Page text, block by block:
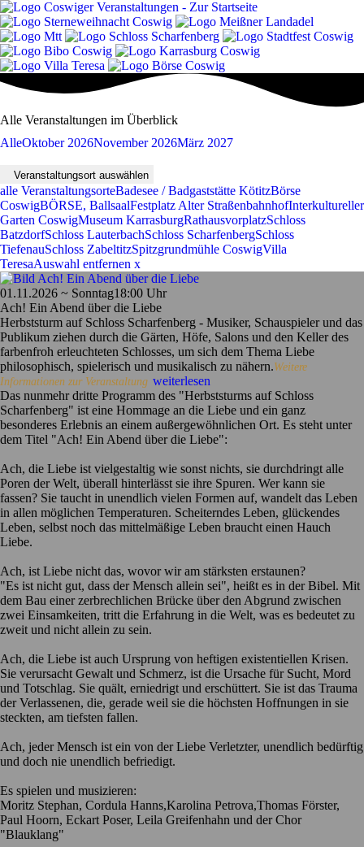
Alle Veranstaltungen im Überblick
AlleOktober 2026November 2026März 2027
Veranstaltungsort auswählen
alle VeranstaltungsorteBadesee / Badgaststätte KötitzBörse
CoswigBÖRSE, BallsaalFestplatz Alter StraßenbahnhofInterkultureller
Garten CoswigMuseum KarrasburgRathausvorplatzSchloss
BatzdorfSchloss LauterbachSchloss ScharfenbergSchloss
TiefenauSchloss ZabeltitzSpitzgrundmühle CoswigVilla
TeresaAuswahl entfernen x
01.11.2026 ~ Sonntag18:00 Uhr
Ach! Ein Abend über die Liebe
Herbststurm auf Schloss Scharfenberg - Musiker, Schauspieler und das
Publikum ziehen durch die Gärten, Höfe, Salons und den Keller des
farbenfroh erleuchteten Schlosses, um sich dem Thema Liebe
philosophisch, spielerisch und musikalisch zu nähern.Weitere
Informationen zur Veranstaltung weiterlesen
Das nunmehr dritte Programm des "Herbststurms auf Schloss
Scharfenberg" ist eine Hommage an die Liebe und ein ganz
besonderes Erlebnis an einem außergewöhnlichen Ort. Es steht unter
dem Titel "Ach! Ein Abend über die Liebe":
Ach, die Liebe ist vielgestaltig wie sonst nichts, sie durchdringt alle
Poren der Welt, überall hinterlässt sie ihre Spuren. Wer kann sie
fassen? Sie taucht in unendlich vielen Formen auf, wandelt das Leben
in allen möglichen Temperaturen. Scheiterndes Leben, glückendes
Leben, selbst noch das mittelmäßige Leben braucht einen Hauch
Liebe.
Ach, ist Liebe nicht das, wovor wir am stärksten erstaunen?
"Es ist nicht gut, dass der Mensch allein sei", heißt es in der Bibel. Mit
dem Bau einer zerbrechlichen Brücke über den Abgrund zwischen
zwei Einsamkeiten, tritt die Erfahrung in die Welt, was es bedeutet zu
zweit und nicht allein zu sein.
Ach, die Liebe ist auch Ursprung von heftigen existentiellen Krisen.
Sie verursacht Gewalt und Schmerz, ist die Ursache für Sucht, Mord
und Totschlag. Sie quält, erniedrigt und erschüttert. Sie ist das Trauma
der Verlassenen, die, gerade weil sie die höchsten Hoffnungen in sie
steckten, am tiefsten fallen.
Ach, jeder Mensch ist ein von der Liebe Verletzter, unendlich bedürftig
und doch nie unendlich befriedigt.
Es spielen und musizieren:
Moritz Stephan, Cordula Hanns,Karolina Petrova,Thomas Förster,
Paul Hoorn, Eckart Poser, Leila Greifenhahn und der Chor
"Blauklang"